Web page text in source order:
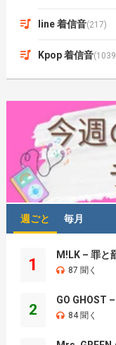
line 着信音(217)
Kpop 着信音
週ごと 毎月
1
M!LK – 罪と
87 聞く
2
GO GHOST
84 聞く